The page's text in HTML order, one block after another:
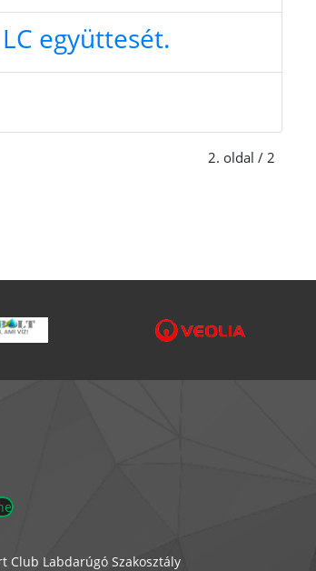
együttesét.
2. oldal / 2
Club Labdarúgó Szakosztály